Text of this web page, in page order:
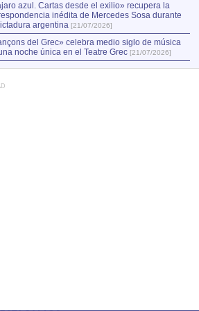
azul. Cartas desde el exilio» recupera la
inédita de Mercedes Sosa durante
argentina [21/07/2026]
del Grec» celebra medio siglo de música
noche única en el Teatre Grec [21/07/2026]